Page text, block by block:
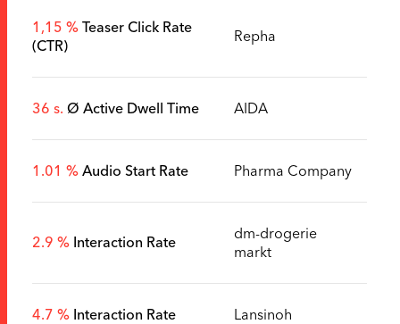
1,15 % Teaser Click Rate
(CTR)
Repha
36 s. Ø Active Dwell Time AIDA
1.01 % Audio Start Rate Pharma Company
2.9 % Interaction Rate
dm-drogerie
markt
4.7 % Interaction Rate Lansinoh